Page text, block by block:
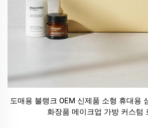
도매용 블랭크 OEM 신제품 소형 휴대용
화장품 메이크업 가방 커스텀